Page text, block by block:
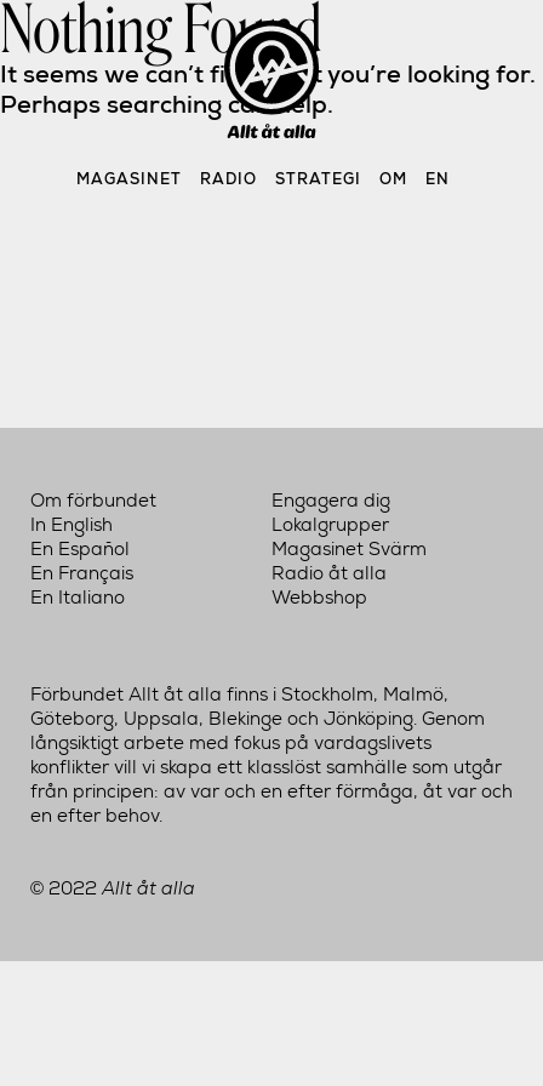
Skip
content
MAGASINET RADIO STRATEGI OM EN
Nothing Found
It seems we can’t find what you’re looking for.
Perhaps searching can help.
Om förbundet
In English
En Español
En Français
En Italiano
Engagera dig
Lokalgrupper
Magasinet Svärm
Radio åt alla
Webbshop
Förbundet Allt åt alla finns i Stockholm, Malmö,
Göteborg, Uppsala, Blekinge och Jönköping. Genom
långsiktigt arbete med fokus på vardagslivets
konflikter vill vi skapa ett klasslöst samhälle som utgår
från principen: av var och en efter förmåga, åt var och
en efter behov.
© 2022Allt åt alla